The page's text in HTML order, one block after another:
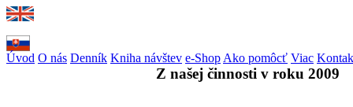
Úvod O nás Denník Kniha návštev e-Shop Ako pomôcť Viac
Z našej činnosti v roku 2009